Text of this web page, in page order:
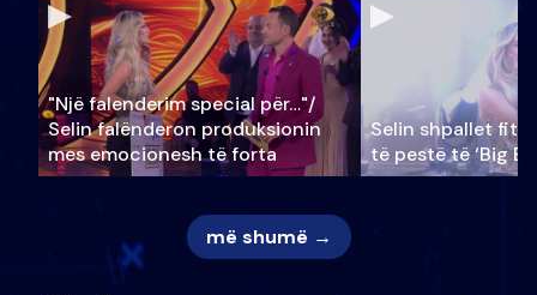
"Një falenderim special për…"/
Selin falënderon produksionin
mes emocionesh të forta
Selin shpallet
të pestë të ‘Big
më shumë →